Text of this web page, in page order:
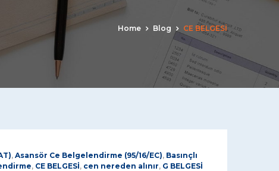
Home Blog CE BELGESİ
, Asansör Ce Belgelendirme (95/16/EC), Basınçlı
, CE BELGESİ, cen nereden alınır, G BELGESİ